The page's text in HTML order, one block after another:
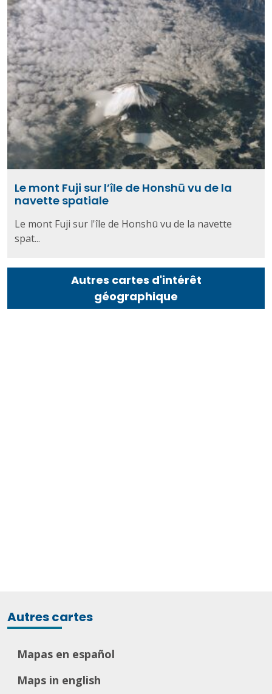
Le mont Fuji sur l’île de Honshū vu de la
navette spatiale
Le mont Fuji sur l'île de Honshū vu de la navette
spat...
Autres cartes d'intérêt
géographique
Autres cartes
Mapas en español
Maps in english